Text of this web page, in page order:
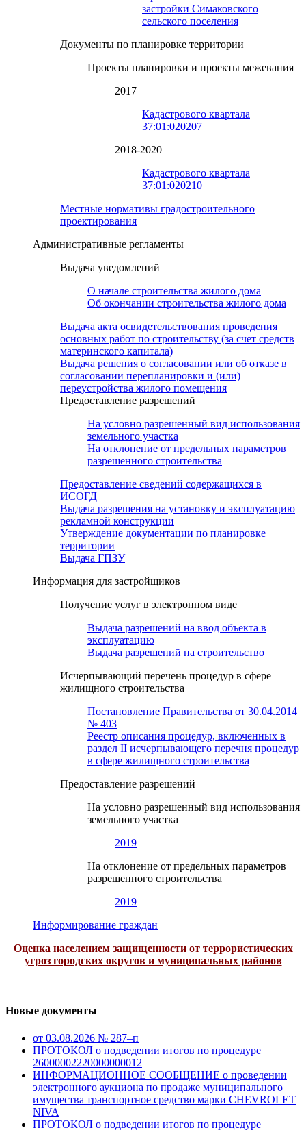
застройки Симаковского
сельского поселения
Документы по планировке территории
Проекты планировки и проекты межевания
2017
Кадастрового квартала
37:01:020207
2018-2020
Кадастрового квартала
37:01:020210
Местные нормативы градостроительного
проектирования
Административные регламенты
Выдача уведомлений
О начале строительства жилого дома
Об окончании строительства жилого дома
Выдача акта освидетельствования проведения
основных работ по строительству (за счет средств
материнского капитала)
Выдача решения о согласовании или об отказе в
согласовании перепланировки и (или)
переустройства жилого помещения
Предоставление разрешений
На условно разрешенный вид использования
земельного участка
На отклонение от предельных параметров
разрешенного строительства
Предоставление сведений содержащихся в
ИСОГД
Выдача разрешения на установку и эксплуатацию
рекламной конструкции
Утверждение документации по планировке
территории
Выдача ГПЗУ
Информация для застройщиков
Получение услуг в электронном виде
Выдача разрешений на ввод объекта в
эксплуатацию
Выдача разрешений на строительство
Исчерпывающий перечень процедур в сфере
жилищного строительства
Постановление Правительства от 30.04.2014
№ 403
Реестр описания процедур, включенных в
раздел II исчерпывающего перечня процедур
в сфере жилищного строительства
Предоставление разрешений
На условно разрешенный вид использования
земельного участка
2019
На отклонение от предельных параметров
разрешенного строительства
2019
Информирование граждан
Оценка населением защищенности от террористических
угроз городских округов и муниципальных районов
Новые документы
от 03.08.2026 № 287–п
ПРОТОКОЛ о подведении итогов по процедуре
26000002220000000012
ИНФОРМАЦИОННОЕ СООБЩЕНИЕ о проведении
электронного аукциона по продаже муниципального
имущества транспортное средство марки CHEVROLET
NIVA
ПРОТОКОЛ о подведении итогов по процедуре